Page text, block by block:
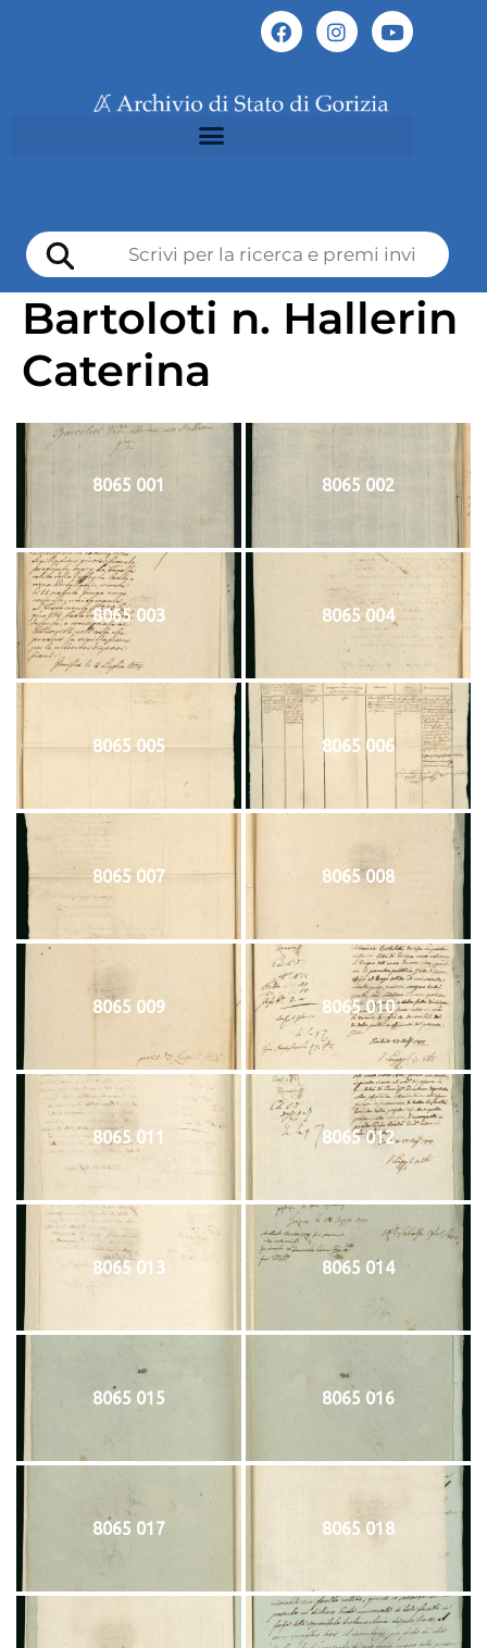
Bartoloti n. Hallerin
Caterina
8065 001 8065 002
8065 003 8065 004
8065 005 8065 006
8065 007 8065 008
8065 009 8065 010
8065 011 8065 012
8065 013 8065 014
8065 015 8065 016
8065 017 8065 018